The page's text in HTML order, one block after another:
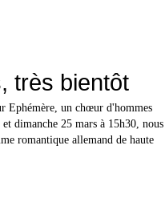
très bientôt
Ephémère, un chœur d'hommes
dimanche 25 mars à 15h30, nous
romantique allemand de haute